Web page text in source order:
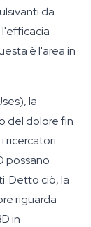
da
è l'area in
la
del dolore fin
ricercatori
possano
Detto ciò, la
riguarda
in